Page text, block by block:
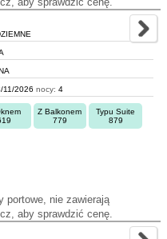
11/2026 nocy: 4
Z Balkonem
779
Typu Suite
879
portowe, nie zawierają
aby sprawdzić cenę.